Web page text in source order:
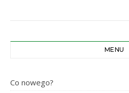
MENU
Co nowego?